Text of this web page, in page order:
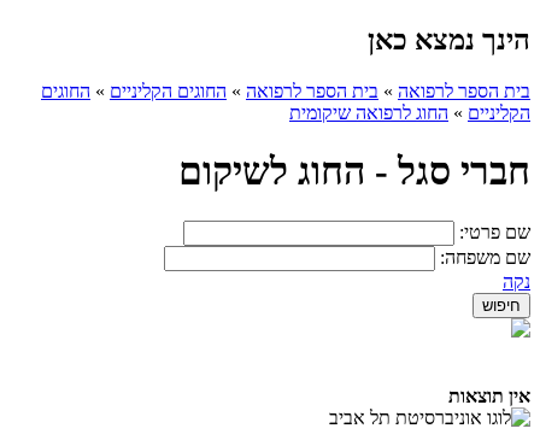
הינך נמצא כאן
בית הספר לרפואה » בית הספר לרפואה » החוגים הקליניים » החוגים
הקליניים » החוג לרפואה שיקומית
חברי סגל - החוג לשיקום
שם פרטי:
שם משפחה:
נקה
אין תוצאות